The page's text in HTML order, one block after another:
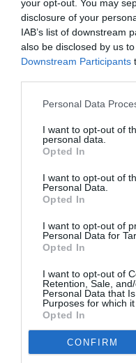
your opt-out. You may
disclosure of your
IAB’s list of downstream
also be disclosed by us
Downstream Participants
Personal Data
I want to opt-out of
personal data.
Opted In
I want to opt-out of
Personal Data.
Opted In
I want to opt-out of
Personal Data for
Opted In
I want to opt-out of
Retention, Sale,
Personal Data that
Purposes for which it
Opted In
CONFIRM
17ος Αγώνας
Στον αγώνα
27/04/2017 09:00
αγγίξει τα 1.000
δυναμικού